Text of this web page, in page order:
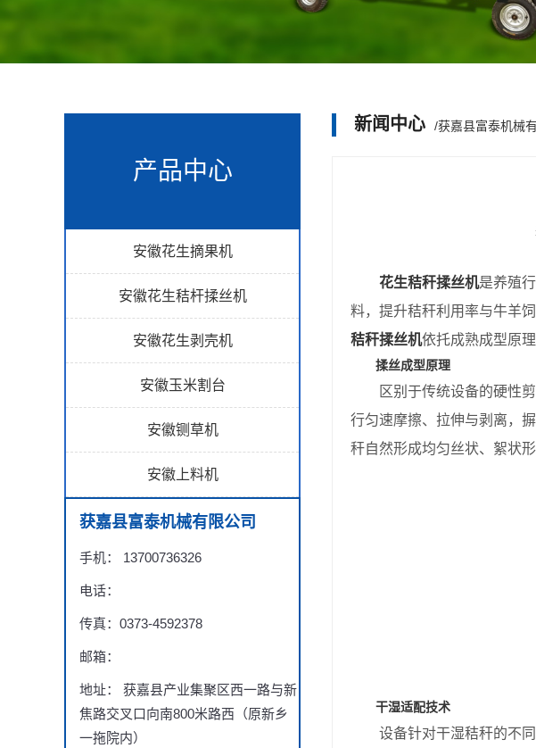
产品中心
安徽花生摘果机
安徽花生秸杆揉丝机
安徽花生剥壳机
安徽玉米割台
安徽铡草机
安徽上料机
获嘉县富泰机械有限公司
手机： 13700736326
电话：
传真：0373-4592378
邮箱：
地址： 获嘉县产业集聚区西一路与新
焦路交叉口向南800米路西（原新乡
一拖院内）
新闻中心 /获嘉县富泰机械
花生秸秆揉丝机是养殖
料，提升秸秆利用率与牛羊
秸秆揉丝机依托成熟成型原
揉丝成型原理
区别于传统设备的硬性剪
行匀速摩擦、拉伸与剥离，
秆自然形成均匀丝状、絮状
干湿适配技术
设备针对干湿秸秆的不同